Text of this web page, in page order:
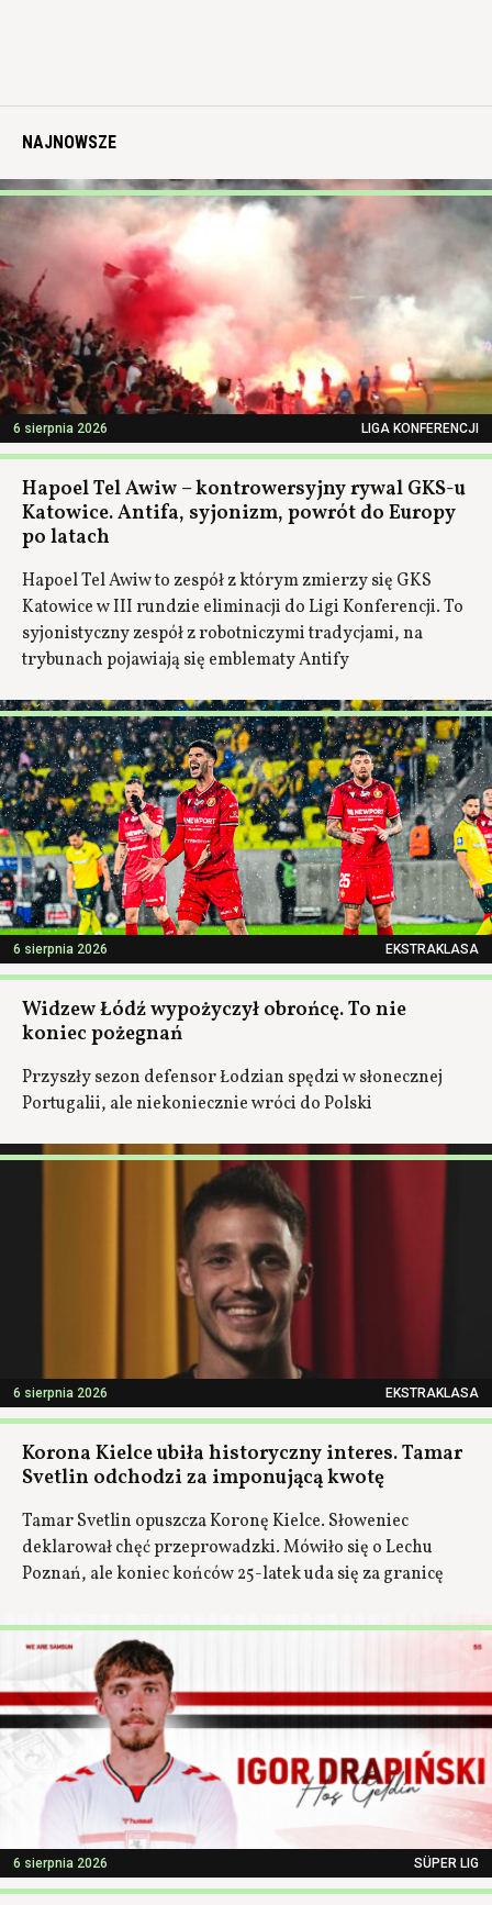
NAJNOWSZE
6 sierpnia 2026 LIGA KONFERENCJI
Hapoel Tel Awiw – kontrowersyjny rywal GKS-u
Katowice. Antifa, syjonizm, powrót do Europy
po latach
Hapoel Tel Awiw to zespół z którym zmierzy się GKS
Katowice w III rundzie eliminacji do Ligi Konferencji. To
syjonistyczny zespół z robotniczymi tradycjami, na
trybunach pojawiają się emblematy Antify
6 sierpnia 2026 EKSTRAKLASA
Widzew Łódź wypożyczył obrońcę. To nie
koniec pożegnań
Przyszły sezon defensor Łodzian spędzi w słonecznej
Portugalii, ale niekoniecznie wróci do Polski
6 sierpnia 2026 EKSTRAKLASA
Korona Kielce ubiła historyczny interes. Tamar
Svetlin odchodzi za imponującą kwotę
Tamar Svetlin opuszcza Koronę Kielce. Słoweniec
deklarował chęć przeprowadzki. Mówiło się o Lechu
Poznań, ale koniec końców 25-latek uda się za granicę
6 sierpnia 2026 SÜPER LIG